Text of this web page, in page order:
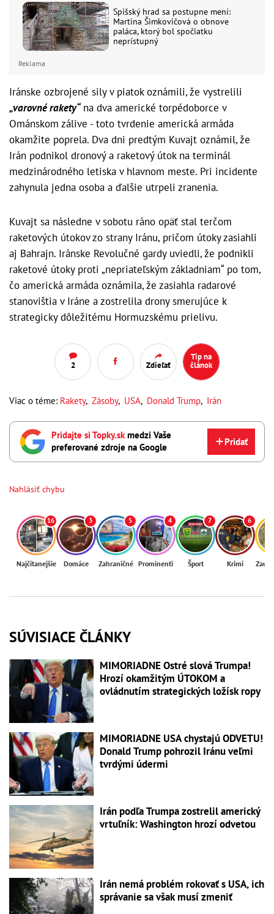
Spišský hrad sa postupne mení:
Martina Šimkovičová o obnove
paláca, ktorý bol spočiatku
neprístupný
Reklama
Iránske ozbrojené sily v piatok oznámili, že vystrelili
„varovné rakety“na dva americké torpédoborce v
Ománskom zálive - toto tvrdenie americká armáda
okamžite poprela. Dva dni predtým Kuvajt oznámil, že
Irán podnikol dronový a raketový útok na terminál
medzinárodného letiska v hlavnom meste. Pri incidente
zahynula jedna osoba a ďalšie utrpeli zranenia.
Kuvajt sa následne v sobotu ráno opäť stal terčom
raketových útokov zo strany Iránu, pričom útoky zasiahli
aj Bahrajn. Iránske Revolučné gardy uviedli, že podnikli
raketové útoky proti „nepriateľským základniam“ po tom,
čo americká armáda oznámila, že zasiahla radarové
stanovištia v Iráne a zostrelila drony smerujúce k
strategicky dôležitému Hormuzskému prielivu.
2 Zdieľať
Tip na
článok
Viac o téme: Rakety, Zásoby, USA, Donald Trump, Irán
Pridajte si Topky.skmedzi Vaše
preferované zdroje na Google
Pridať
Nahlásiť chybu
16
Najčítanejšie
3
Domáce
5
Zahraničné
4
Prominenti
7
Šport
6
Krimi
SÚVISIACE ČLÁNKY
MIMORIADNE Ostré slová Trumpa!
Hrozí okamžitým ÚTOKOM a
ovládnutím strategických ložísk ropy
MIMORIADNE USA chystajú ODVETU!
Donald Trump pohrozil Iránu veľmi
tvrdými údermi
Irán podľa Trumpa zostrelil americký
vrtuľník: Washington hrozí odvetou
Irán nemá problém rokovať s USA, ich
správanie sa však musí zmeniť